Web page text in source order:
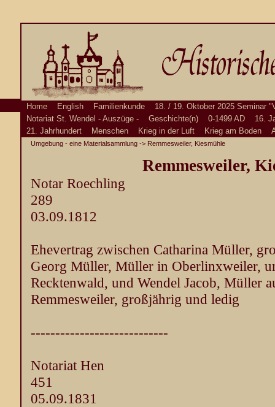
Home English Familienkunde
18. / 19. Oktober 2025 Seminar
Notariat St. Wendel - Auszüge -
Geschichte(n) 0-1499 AD
16.
21. Jahrhundert
Menschen Krieg in der Luft Krieg am Boden
Umgebung - eine Materialsammlung -> Remmesweiler, Kiesmühle
Remmesweiler,
Notar Roechling
289
03.09.1812
Ehevertrag zwischen Catharina Müller,
Georg Müller, Müller in Oberlinxweiler,
Recktenwald, und Wendel Jacob, Müller
Remmesweiler, großjährig und ledig
----------------------------
Notariat Hen
451
05.09.1831